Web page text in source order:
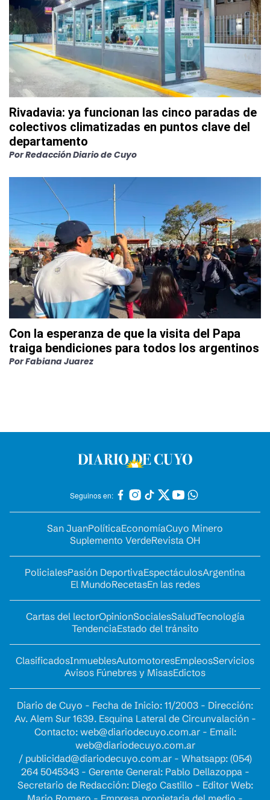
Rivadavia: ya funcionan las cinco paradas de
colectivos climatizadas en puntos clave del
departamento
PorRedacción Diario de Cuyo
Con la esperanza de que la visita del Papa
traiga bendiciones para todos los argentinos
PorFabiana Juarez
Seguinos en:
San JuanPolíticaEconomíaCuyo Minero
Suplemento VerdeRevista OH
PolicialesPasión DeportivaEspectáculosArgentina
El MundoRecetasEn las redes
Cartas del lectorOpinionSocialesSaludTecnología
TendenciaEstado del tránsito
ClasificadosInmueblesAutomotoresEmpleosServicios
Avisos Fúnebres y MisasEdictos
Diario de Cuyo - Fecha de Inicio: 11/2003 - Dirección:
Av. Alem Sur 1639. Esquina Lateral de Circunvalación -
Contacto: web@diariodecuyo.com.ar- Email:
web@diariodecuyo.com.ar
/ publicidad@diariodecuyo.com.ar- Whatsapp: (054)
264 5045343 - Gerente General: Pablo Dellazoppa -
Secretario de Redacción: Diego Castillo - Editor Web: